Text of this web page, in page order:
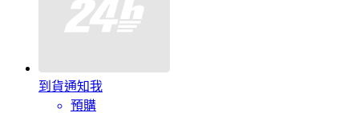
到貨通知我
預購